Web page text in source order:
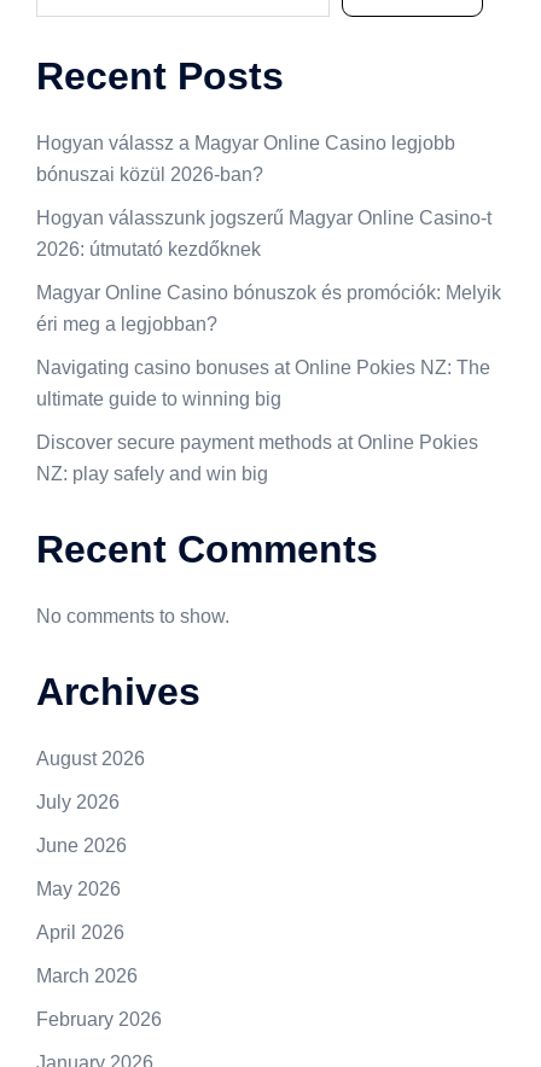
Recent Posts
Hogyan válassz a Magyar Online Casino legjobb
bónuszai közül 2026-ban?
Hogyan válasszunk jogszerű Magyar Online Casino-t
2026: útmutató kezdőknek
Magyar Online Casino bónuszok és promóciók: Melyik
éri meg a legjobban?
Navigating casino bonuses at Online Pokies NZ: The
ultimate guide to winning big
Discover secure payment methods at Online Pokies
NZ: play safely and win big
Recent Comments
No comments to show.
Archives
August 2026
July 2026
June 2026
May 2026
April 2026
March 2026
February 2026
January 2026